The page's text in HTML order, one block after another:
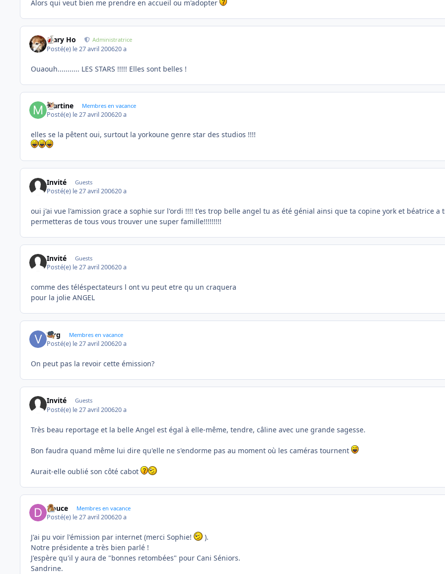
Alors qui veut bien me prendre en accueil ou m'adopter
Mary Ho Administratrice
Posté(e) le 27 avril 200620 a
Ouaouh........... LES STARS !!!!! Elles sont belles !
Martine Membres en vacance
Posté(e) le 27 avril 200620 a
elles se la pêtent oui, surtout la yorkoune genre star des studios !!!!
Invité Guests
Posté(e) le 27 avril 200620 a
oui j'ai vue l'amission grace a sophie sur l'ordi !!!! t'es trop belle angel tu as été génial ainsi que ta copine york et béatrice
permetteras de tous vous trouver une super famille!!!!!!!!!
Invité Guests
Posté(e) le 27 avril 200620 a
comme des téléspectateurs l ont vu peut etre qu un craquera
pour la jolie ANGEL
Virg Membres en vacance
Posté(e) le 27 avril 200620 a
On peut pas la revoir cette émission?
Invité Guests
Posté(e) le 27 avril 200620 a
Très beau reportage et la belle Angel est égal à elle-même, tendre, câline avec une grande sagesse.
Bon faudra quand même lui dire qu'elle ne s'endorme pas au moment où les caméras tournent
Aurait-elle oublié son côté cabot
Douce Membres en vacance
Posté(e) le 27 avril 200620 a
J'ai pu voir l'émission par internet (merci Sophie!
).
Notre présidente a très bien parlé !
J'espère qu'il y aura de "bonnes retombées" pour Cani Séniors.
Sandrine.